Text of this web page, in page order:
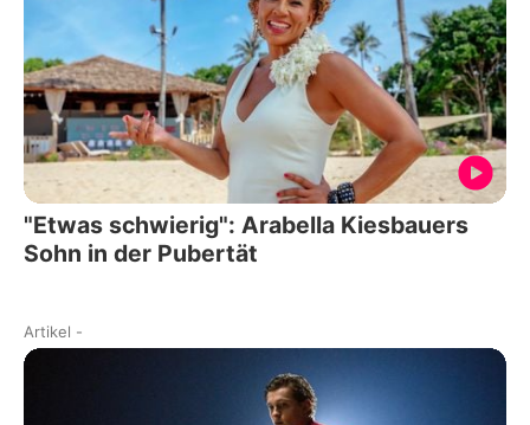
"Etwas schwierig": Arabella Kiesbauers
Sohn in der Pubertät
Artikel -